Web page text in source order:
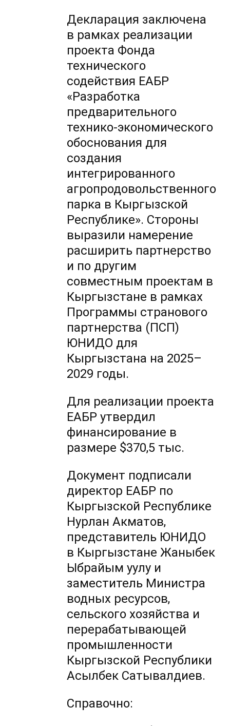
Декларация заключена
в рамках реализации
проекта Фонда
технического
содействия ЕАБР
«Разработка
предварительного
технико-экономического
обоснования для
создания
интегрированного
агропродовольственного
парка в Кыргызской
Республике». Стороны
выразили намерение
расширить партнерство
и по другим
совместным проектам в
Кыргызстане в рамках
Программы странового
партнерства (ПСП)
ЮНИДО для
Кыргызстана на 2025–
2029 годы.
Для реализации проекта
ЕАБР утвердил
финансирование в
размере $370,5 тыс.
Документ подписали
директор ЕАБР по
Кыргызской Республике
Нурлан Акматов,
представитель ЮНИДО
в Кыргызстане Жаныбек
Ыбрайым уулу и
заместитель Министра
водных ресурсов,
сельского хозяйства и
перерабатывающей
промышленности
Кыргызской Республики
Асылбек Сатывалдиев.
Справочно: